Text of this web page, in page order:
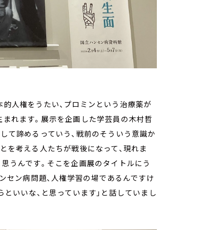
人権をうたい、プロミンという治療薬が
れます。展示を企画した学芸員の木村哲
て諦めるっていう、戦前のそういう意識か
を考える人たちが戦後になって、現れま
うんです。そこを企画展のタイトルにう
セン病問題、人権学習の場であるんですけ
いいな、と思っています」と話していまし